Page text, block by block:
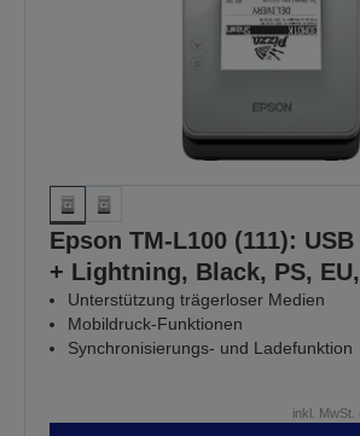
Epson TM-L100 (111):
+ Lightning, Black, PS,
Unterstützung trägerloser Medien
Mobildruck-Funktionen
Synchronisierungs- und Ladefunktion
inkl. MwSt.